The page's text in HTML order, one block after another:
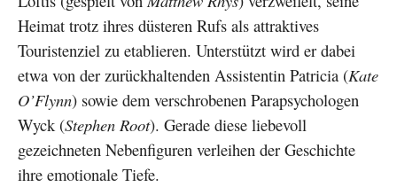
Heimat trotz ihres düsteren Rufs als attraktives
Touristenziel zu etablieren. Unterstützt wird er dabei
etwa von der zurückhaltenden Assistentin Patricia (Kate
O’Flynn) sowie dem verschrobenen Parapsychologen
Wyck (Stephen Root). Gerade diese liebevoll
gezeichneten Nebenfiguren verleihen der Geschichte
ihre emotionale Tiefe.